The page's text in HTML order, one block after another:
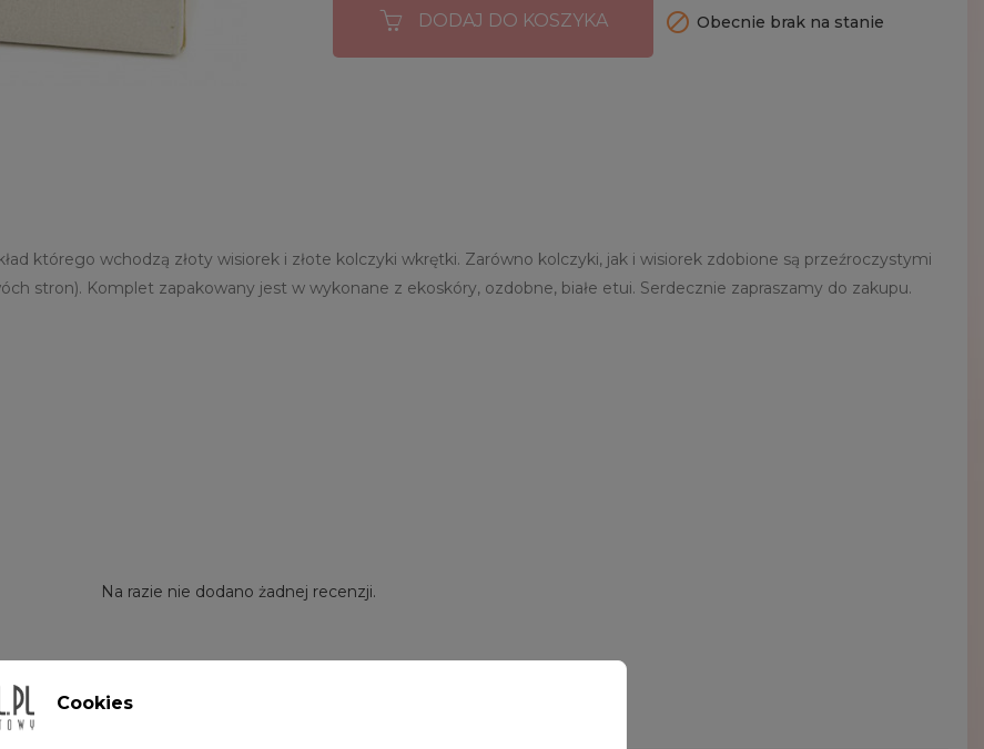
DODAJ DO KOSZYKA  Obecnie brak na stanie
którego wchodzą złoty wisiorek i złote kolczyki wkrętki. Zarówno kolczyki, jak i wisiorek zdobione są przeźroczystymi
stron). Komplet zapakowany jest w wykonane z ekoskóry, ozdobne, białe etui. Serdecznie zapraszamy do zakupu.
Na razie nie dodano żadnej recenzji.
Cookies